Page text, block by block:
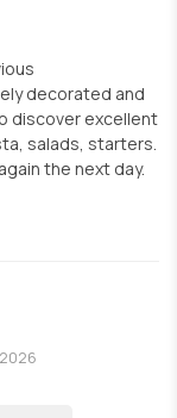
decorated and
discover excellent
salads, starters.
the next day.